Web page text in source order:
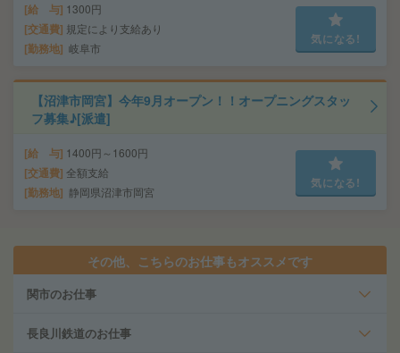
給 与 1300円
交通費 規定により支給あり
勤務地 岐阜市
気になる!
【沼津市岡宮】今年9月オープン！！オープニングスタッ
フ募集♪[派遣]
給 与 1400円～1600円
交通費 全額支給
勤務地 静岡県沼津市岡宮
気になる!
その他、こちらのお仕事もオススメです
関市のお仕事
長良川鉄道のお仕事